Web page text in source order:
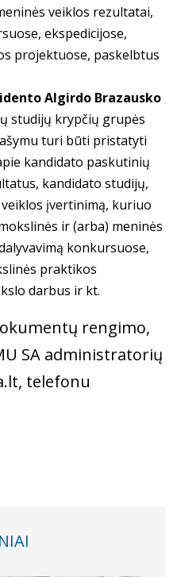
veiklos rezultatai,
ekspedicijose,
projektuose, paskelbtus
Algirdo Brazausko
studijų krypčių grupės
turi būti pristatyti
kandidato paskutinių
kandidato studijų,
įvertinimą, kuriuo
ir (arba) meninės
konkursuose,
praktikos
darbus ir kt.
rengimo,
SA administratorių
, telefonu